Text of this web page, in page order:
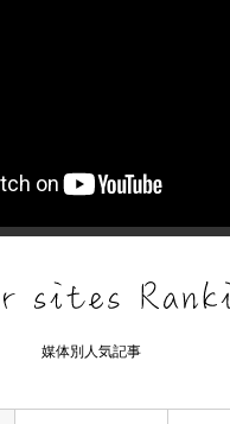
媒体別人気記事